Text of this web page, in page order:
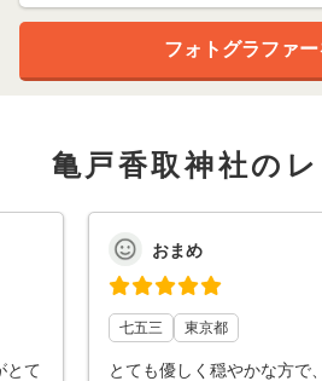
亀戸香取神社の
とて
おまめ
七五三 東京都
とても優しく穏やかな方で